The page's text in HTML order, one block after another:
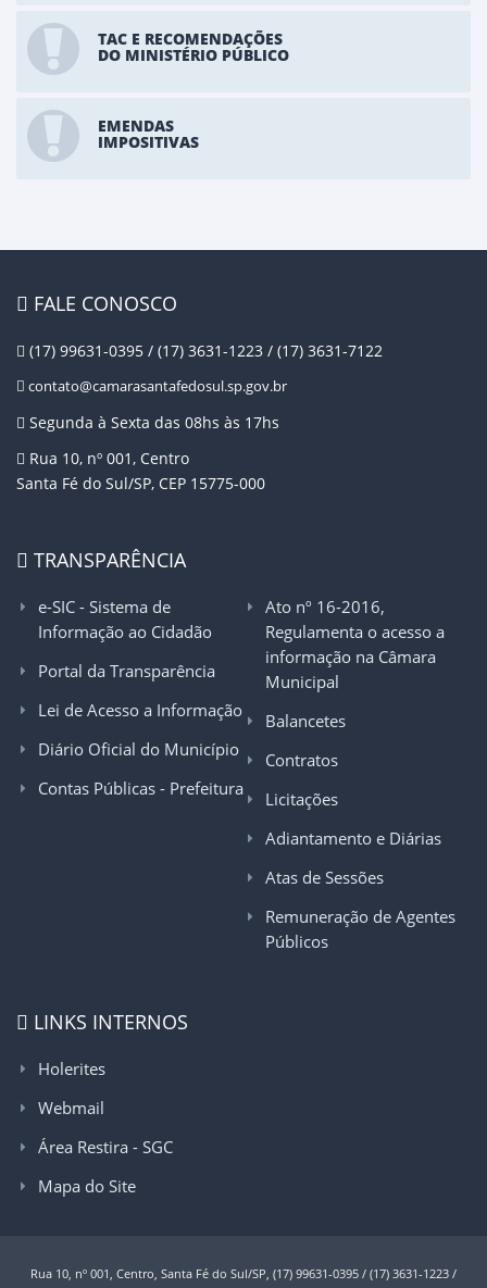
TAC E RECOMENDAÇÕES
DO MINISTÉRIO PÚBLICO
EMENDAS
IMPOSITIVAS
FALE CONOSCO
(17) 99631-0395 / (17) 3631-1223 / (17) 3631-7122
contato@camarasantafedosul.sp.gov.br
Segunda à Sexta das 08hs às 17hs
Rua 10, nº 001, Centro
Santa Fé do Sul/SP, CEP 15775-000
TRANSPARÊNCIA
e-SIC - Sistema de
Informação ao Cidadão
Portal da Transparência
Lei de Acesso a Informação
Diário Oficial do Município
Contas Públicas - Prefeitura
Ato nº 16-2016,
Regulamenta o acesso a
informação na Câmara
Municipal
Balancetes
Contratos
Licitações
Adiantamento e Diárias
Atas de Sessões
Remuneração de Agentes
Públicos
LINKS INTERNOS
Holerites
Webmail
Área Restira - SGC
Mapa do Site
Rua 10, nº 001, Centro, Santa Fé do Sul/SP, (17) 99631-0395 / (17) 3631-1223 /